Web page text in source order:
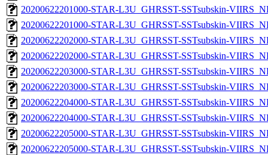
20200622201000-STAR-L3U_GHRSST-SSTsubskin-
20200622201000-STAR-L3U_GHRSST-SSTsubskin-
20200622202000-STAR-L3U_GHRSST-SSTsubskin-
20200622202000-STAR-L3U_GHRSST-SSTsubskin-
20200622203000-STAR-L3U_GHRSST-SSTsubskin-
20200622203000-STAR-L3U_GHRSST-SSTsubskin-
20200622204000-STAR-L3U_GHRSST-SSTsubskin-
20200622204000-STAR-L3U_GHRSST-SSTsubskin-
20200622205000-STAR-L3U_GHRSST-SSTsubskin-
20200622205000-STAR-L3U_GHRSST-SSTsubskin-